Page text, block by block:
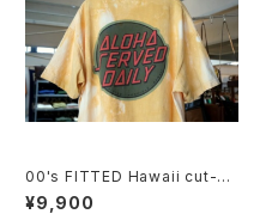
00's FITTED Hawaii cut-of
f tie-dye Tee
¥9,900